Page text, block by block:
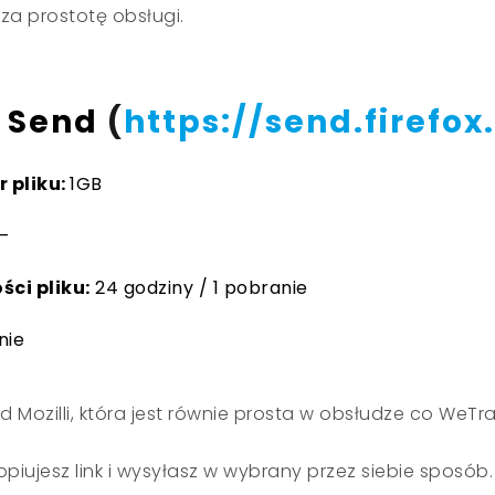
prostotę obsługi.
(https://
pliku:1GB
pliku: 24 godziny / 1 pobranie
Mozilli, która jest równie prosta w obsłudze co
link i wysyłasz w wybrany przez siebie sposób.